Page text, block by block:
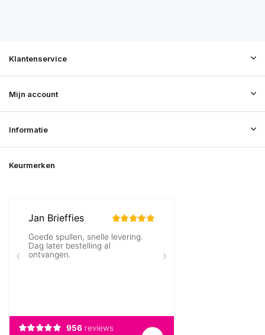
Klantenservice
Mijn account
Informatie
Keurmerken